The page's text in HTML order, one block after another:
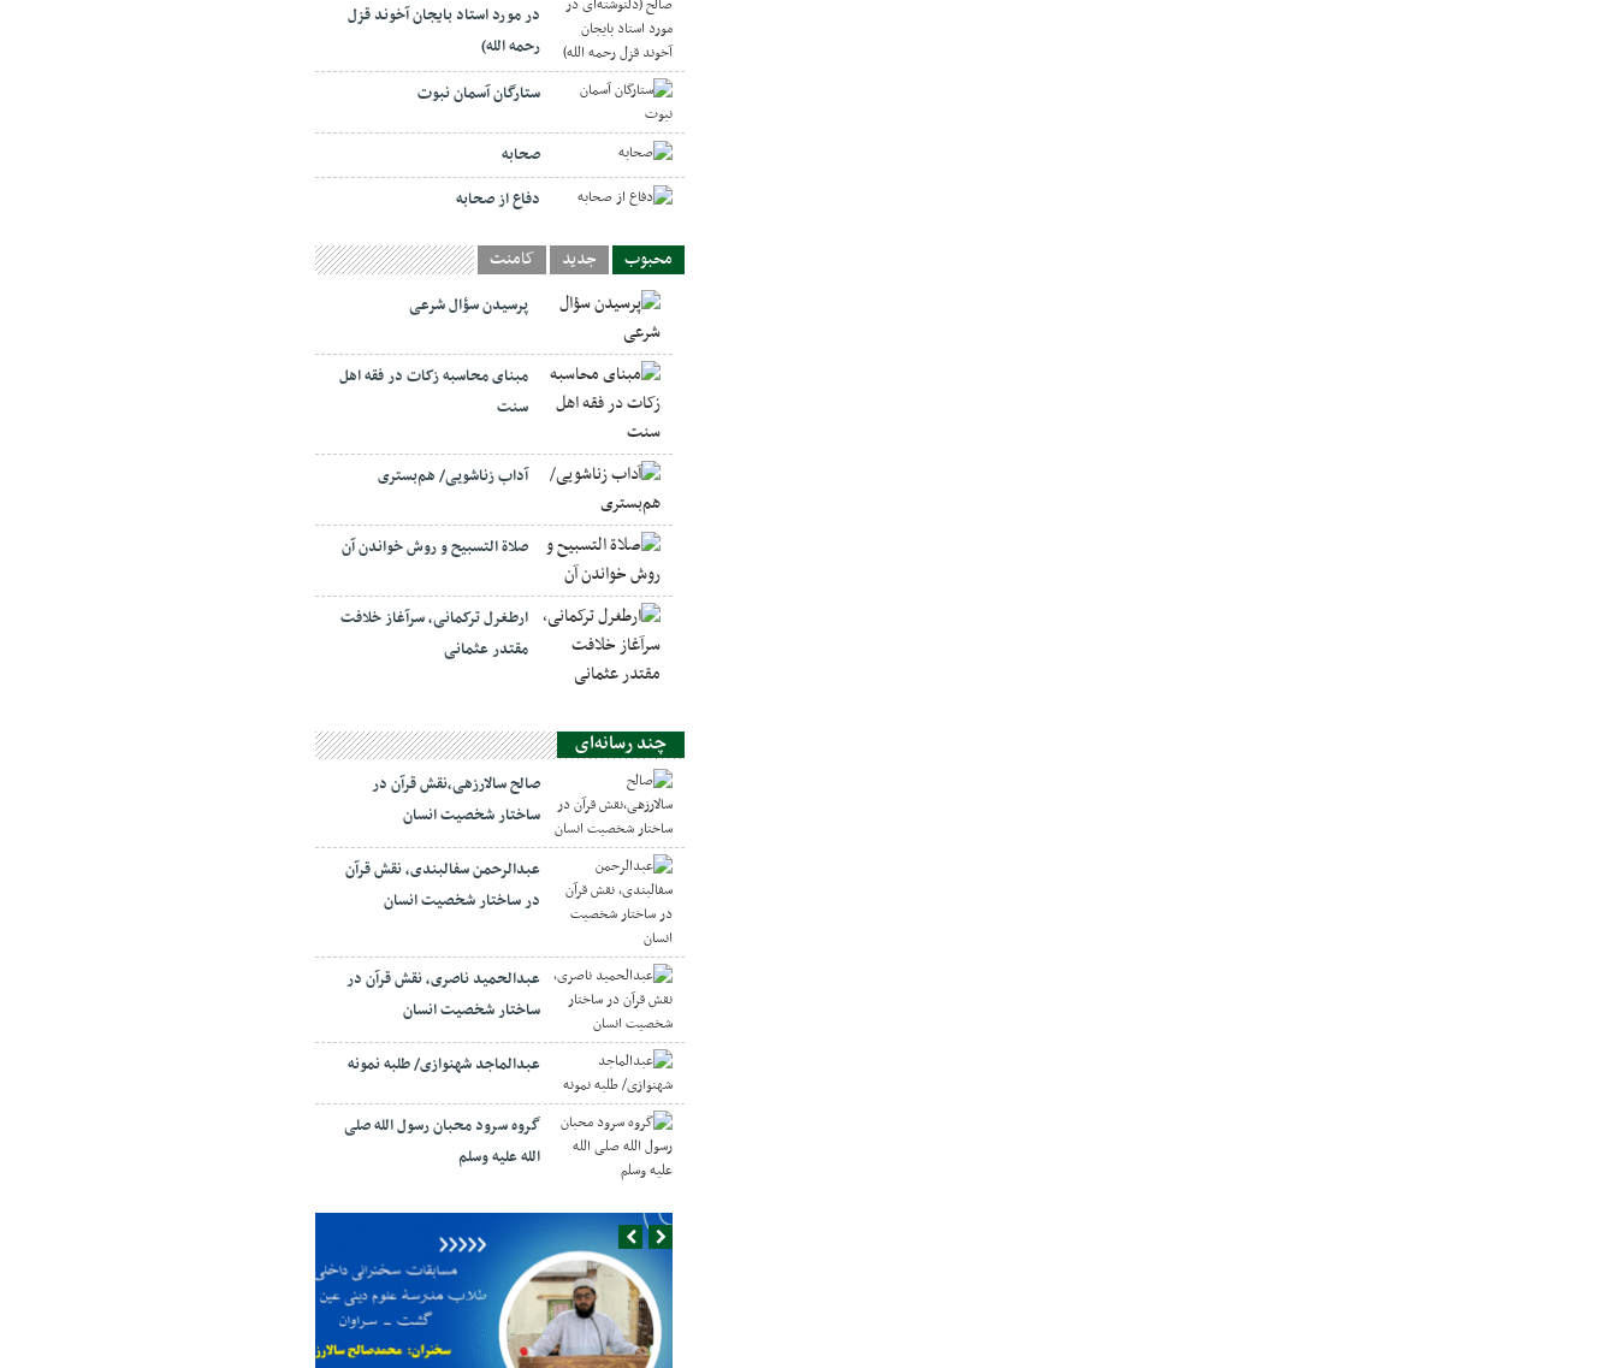
در مورد استاد بایجان آخوند قزل
رحمه الله)
ستارگان آسمان نبوت
صحابه
دفاع از صحابه
محبوب جدید کامنت
پرسیدن سؤال شرعی
مبنای محاسبه زکات در فقه اهل
سنت
آداب زناشویی/ هم‌بستری
صلاة التسبيح و روش خواندن آن
ارطغرل ترکمانی، سرآغاز خلافت
مقتدر عثمانی
چند رسانه‌ای
صالح سالارزهی،‌نقش قرآن در
ساختار شخصیت انسان
عبدالرحمن سفالبندی، نقش قرآن
در ساختار شخصیت انسان
عبدالحمید ناصری، نقش قرآن در
ساختار شخصیت انسان
عبدالماجد شهنوازی/ طلبه نمونه
گروه سرود محبان رسول الله صلی
الله علیه وسلم